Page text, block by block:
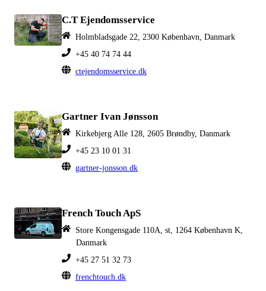
C.T Ejendomsservice
Holmbladsgade 22, 2300 København, Danmark
+45 40 74 74 44
ctejendomsservice.dk
Gartner Ivan Jønsson
Kirkebjerg Alle 128, 2605 Brøndby, Danmark
+45 23 10 01 31
gartner-jonsson.dk
French Touch ApS
Store Kongensgade 110A, st, 1264 København K,
Danmark
+45 27 51 32 73
frenchtouch.dk